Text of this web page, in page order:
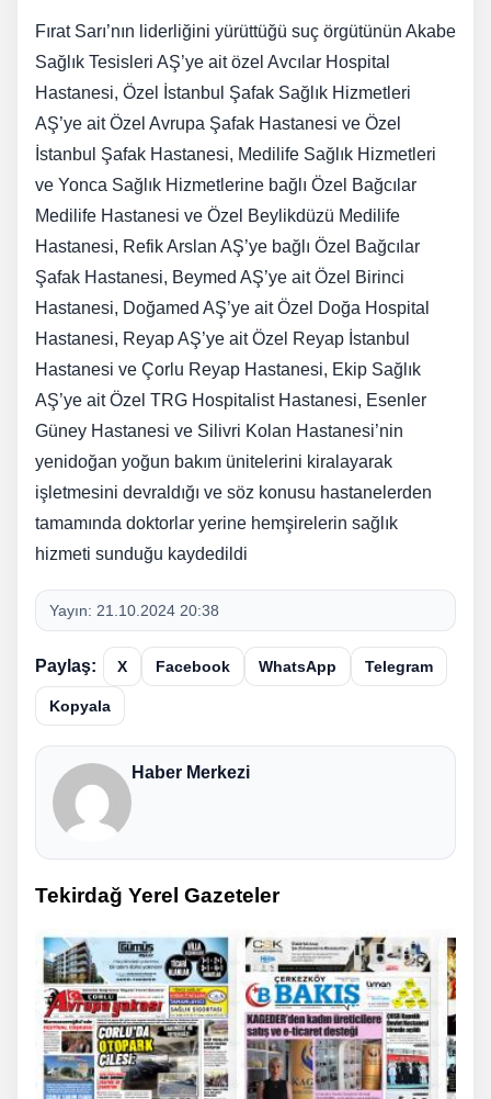
Fırat Sarı’nın liderliğini yürüttüğü suç örgütünün Akabe
Sağlık Tesisleri AŞ’ye ait özel Avcılar Hospital
Hastanesi, Özel İstanbul Şafak Sağlık Hizmetleri
AŞ’ye ait Özel Avrupa Şafak Hastanesi ve Özel
İstanbul Şafak Hastanesi, Medilife Sağlık Hizmetleri
ve Yonca Sağlık Hizmetlerine bağlı Özel Bağcılar
Medilife Hastanesi ve Özel Beylikdüzü Medilife
Hastanesi, Refik Arslan AŞ’ye bağlı Özel Bağcılar
Şafak Hastanesi, Beymed AŞ’ye ait Özel Birinci
Hastanesi, Doğamed AŞ’ye ait Özel Doğa Hospital
Hastanesi, Reyap AŞ’ye ait Özel Reyap İstanbul
Hastanesi ve Çorlu Reyap Hastanesi, Ekip Sağlık
AŞ’ye ait Özel TRG Hospitalist Hastanesi, Esenler
Güney Hastanesi ve Silivri Kolan Hastanesi’nin
yenidoğan yoğun bakım ünitelerini kiralayarak
işletmesini devraldığı ve söz konusu hastanelerden
tamamında doktorlar yerine hemşirelerin sağlık
hizmeti sunduğu kaydedildi
Yayın: 21.10.2024 20:38
Paylaş: X Facebook WhatsApp Telegram
Kopyala
Haber Merkezi
Tekirdağ Yerel Gazeteler